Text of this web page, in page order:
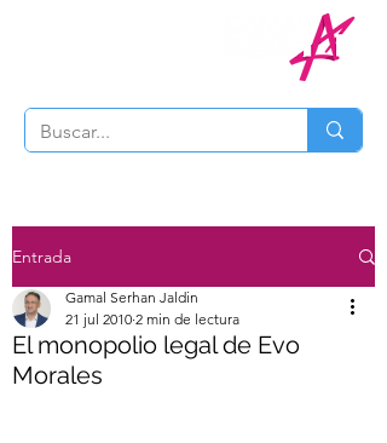
Entrada
El monopolio legal de Evo
Morales
Gamal Serhan Jaldin
21 jul 2010 2 min de lectura